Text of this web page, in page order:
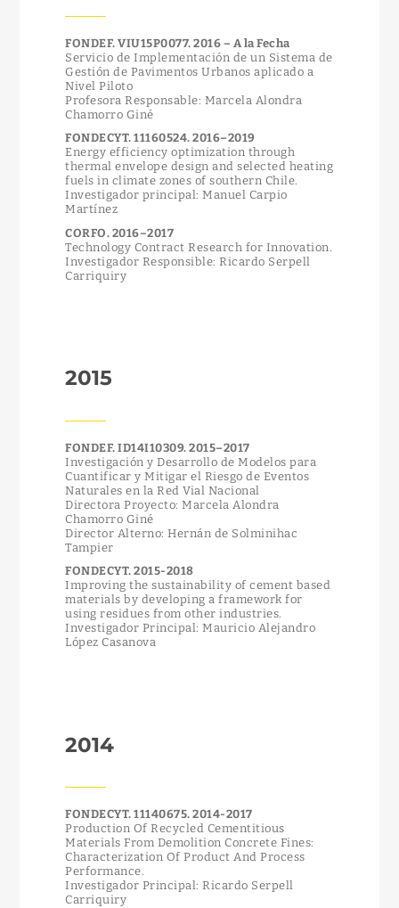
FONDEF. VIU15P0077. 2016 – A la Fecha
Servicio de Implementación de un Sistema de
Gestión de Pavimentos Urbanos aplicado a
Nivel Piloto
Profesora Responsable: Marcela Alondra
Chamorro Giné
FONDECYT. 11160524. 2016–2019
Energy efficiency optimization through
thermal envelope design and selected heating
fuels in climate zones of southern Chile.
Investigador principal: Manuel Carpio
Martínez
CORFO. 2016–2017
Technology Contract Research for Innovation.
Investigador Responsible: Ricardo Serpell
Carriquiry
2015
FONDEF. ID14I10309. 2015–2017
Investigación y Desarrollo de Modelos para
Cuantificar y Mitigar el Riesgo de Eventos
Naturales en la Red Vial Nacional
Directora Proyecto: Marcela Alondra
Chamorro Giné
Director Alterno: Hernán de Solminihac
Tampier
FONDECYT. 2015-2018
Improving the sustainability of cement based
materials by developing a framework for
using residues from other industries.
Investigador Principal: Mauricio Alejandro
López Casanova
2014
FONDECYT. 11140675. 2014-2017
Production Of Recycled Cementitious
Materials From Demolition Concrete Fines:
Characterization Of Product And Process
Performance.
Investigador Principal: Ricardo Serpell
Carriquiry